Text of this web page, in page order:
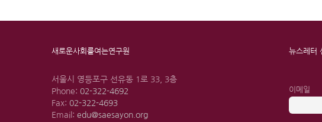
새로운사회를여는연구원
서울시 영등포구 선유동 1로 33, 3층
Phone: 02-322-4692
Fax: 02-322-4693
Email: edu@saesayon.org
뉴스레터
이메일